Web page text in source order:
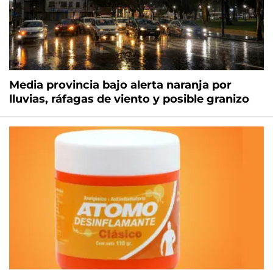
Media provincia bajo alerta naranja por
lluvias, ráfagas de viento y posible granizo